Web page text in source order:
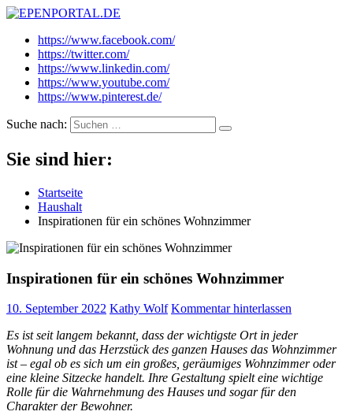
EPENPORTAL.DE
Epische News aus Politik, Finanzen & Gesellschaft
https://www.facebook.com/
https://twitter.com/
https://www.linkedin.com/
https://www.youtube.com/
https://www.pinterest.de/
Suche nach:
Sie sind hier:
Startseite
Haushalt
Inspirationen für ein schönes Wohnzimmer
Inspirationen für ein schönes Wohnzimmer
10. September 2022 Kathy Wolf Kommentar hinterlassen
Es ist seit langem bekannt, dass der wichtigste Ort in jeder
Wohnung und das Herzstück des ganzen Hauses das Wohnzimmer
ist – egal ob es sich um ein großes, geräumiges Wohnzimmer oder
eine kleine Sitzecke handelt. Ihre Gestaltung spielt eine wichtige
Rolle für die Wahrnehmung des Hauses und sogar für den
Charakter der Bewohner.